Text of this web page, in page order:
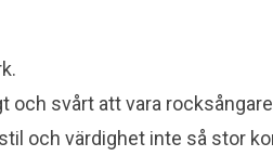
och svårt att vara
och värdighet inte så stor